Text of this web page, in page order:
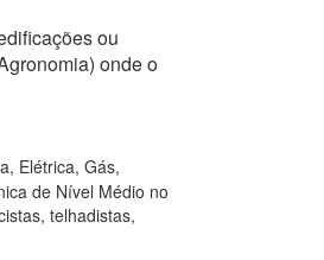
ou
onde o
Elétrica, Gás,
de Nível Médio no
telhadistas,